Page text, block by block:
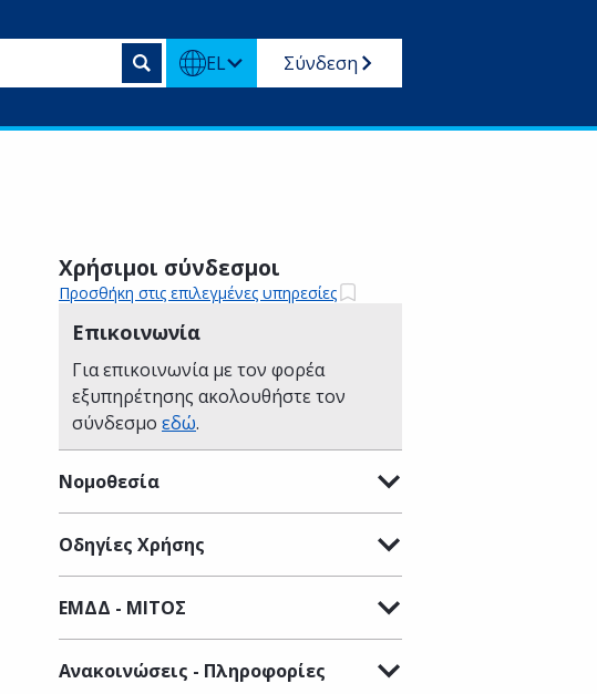
EL Σύνδεση
Χρήσιμοι σύνδεσμοι
Προσθήκη στις επιλεγμένες υπηρεσίες
Επικοινωνία
Για επικοινωνία με τον φορέα
εξυπηρέτησης ακολουθήστε τον
σύνδεσμο εδώ.
Νομοθεσία
Οδηγίες Χρήσης
ΕΜΔΔ - ΜΙΤΟΣ
Ανακοινώσεις - Πληροφορίες